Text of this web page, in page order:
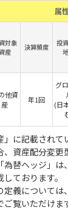
属
対象
産
決算頻度
投
他資
産
年1回
グ
(日
に記載されて
資産配分変更
替ヘッジ」は
ております。
義については、
ご覧いただけま